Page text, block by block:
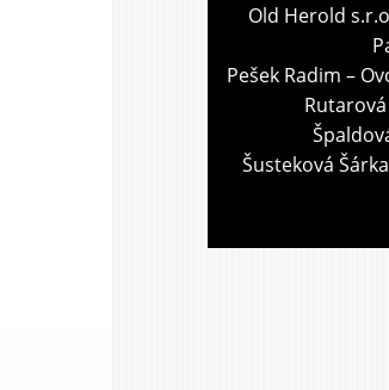
Old Herold
Pešek Radim –
Šusteková Šárka